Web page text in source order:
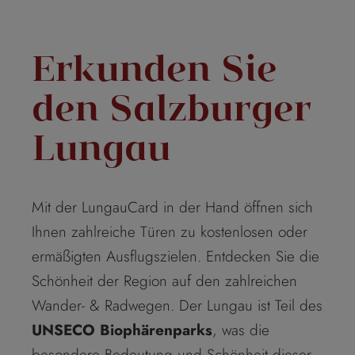
Erkunden Sie
den Salzburger
Lungau
Mit der LungauCard in der Hand öffnen sich
Ihnen zahlreiche Türen zu kostenlosen oder
ermäßigten Ausflugszielen. Entdecken Sie die
Schönheit der Region auf den zahlreichen
Wander- & Radwegen. Der Lungau ist Teil des
UNSECO Biophärenparks, was die